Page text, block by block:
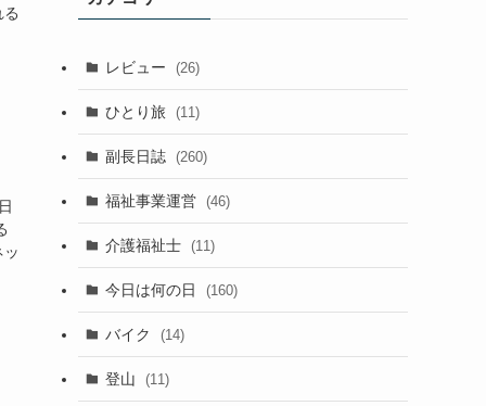
レビュー (26)
ひとり旅 (11)
副長日誌 (260)
福祉事業運営 (46)
介護福祉士 (11)
今日は何の日 (160)
バイク (14)
登山 (11)